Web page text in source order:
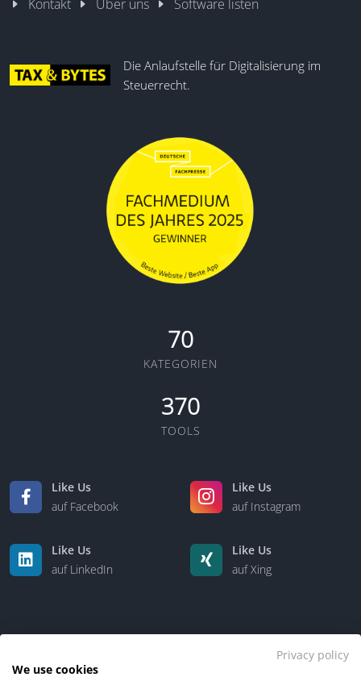
Kontakt Über uns Software listen
Die Anlaufstelle für Digitalisierung im
Steuerrecht.
70
KATEGORIEN
370
TOOLS
Like Us
auf Facebook
Like Us
auf Instagram
Like Us
auf LinkedIn
Like Us
auf Xing
Privacy policy
We use cookies